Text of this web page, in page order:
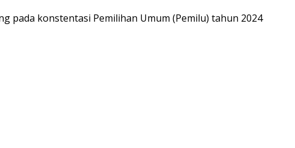
pada konstentasi Pemilihan Umum (Pemilu) tahun 2024